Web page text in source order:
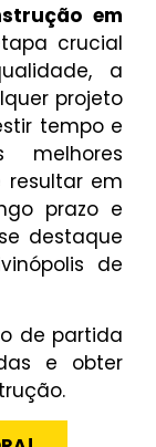
em
crucial
a
projeto
tempo e
melhores
resultar em
prazo e
destaque
de
de partida
e obter